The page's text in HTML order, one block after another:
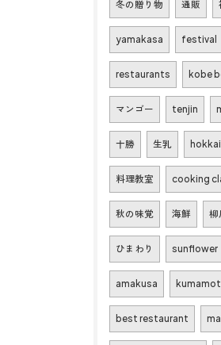
冬の贈り物 通販
yamakasa festival
restaurants kobe
マンゴー tenjin
十勝 生乳
料理教室 cooking
秋の味覚 海鮮 柳
ひまわり sunflower
amakusa
best restaurant